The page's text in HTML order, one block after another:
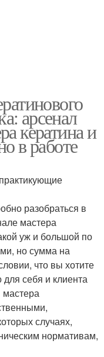
арсенал
кератина и
в работе
разобраться в
мастера
уж и большой по
но сумма на
что вы хотите
себя и клиента
случаях,
нормативам,